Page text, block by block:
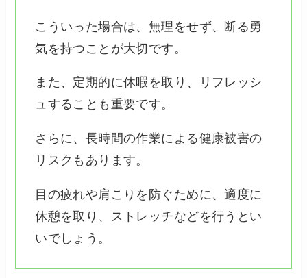
こういった場合は、無理をせず、断る勇
気を持つことが大切です。
また、定期的に休暇を取り、リフレッシ
ュすることも重要です。
さらに、長時間の作業による健康被害の
リスクもあります。
目の疲れや肩こりを防ぐために、適度に
休憩を取り、ストレッチなどを行うとい
いでしょう。